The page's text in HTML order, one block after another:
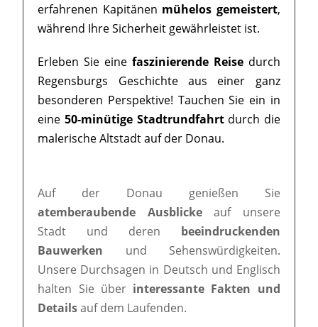
erfahrenen Kapitänen mühelos gemeistert,
während Ihre Sicherheit gewährleistet ist.
Erleben Sie eine faszinierende Reisedurch
Regensburgs Geschichte aus einer ganz
besonderen Perspektive! Tauchen Sie ein in
eine 50-minütige Stadtrundfahrtdurch die
malerische Altstadt auf der Donau.
Auf der Donau genießen Sie
atemberaubende Ausblickeauf unsere
Stadt und deren beeindruckenden
Bauwerken und Sehenswürdigkeiten.
Unsere Durchsagen in Deutsch und Englisch
halten Sie über interessante Fakten und
Detailsauf dem Laufenden.